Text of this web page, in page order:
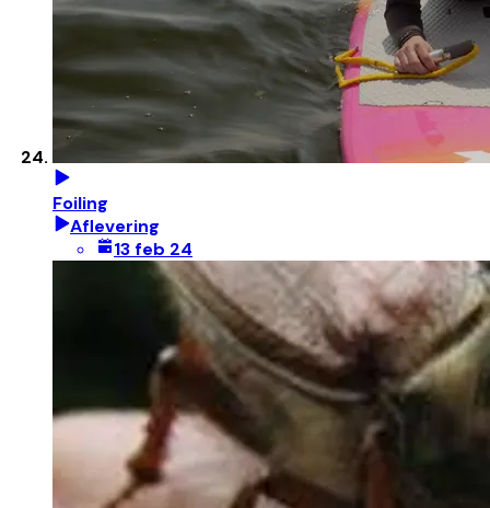
Foiling
Aflevering
13 feb 24